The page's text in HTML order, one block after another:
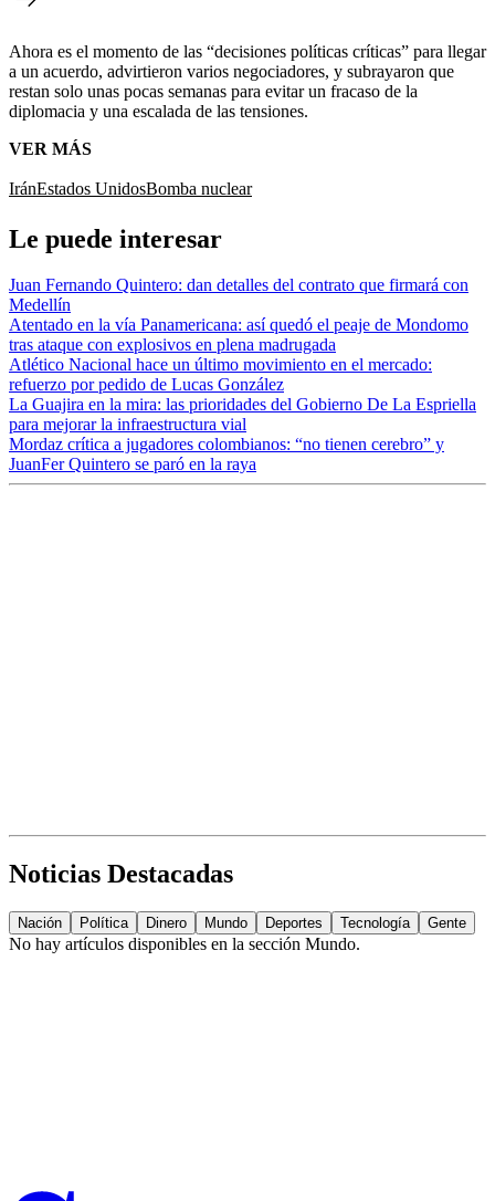
Ahora es el momento de las “decisiones políticas críticas” para llegar
a un acuerdo, advirtieron varios negociadores, y subrayaron que
restan solo unas pocas semanas para evitar un fracaso de la
diplomacia y una escalada de las tensiones.
VER MÁS
IránEstados UnidosBomba nuclear
Le puede interesar
Juan Fernando Quintero: dan detalles del contrato que firmará con
Medellín
Atentado en la vía Panamericana: así quedó el peaje de Mondomo
tras ataque con explosivos en plena madrugada
Atlético Nacional hace un último movimiento en el mercado:
refuerzo por pedido de Lucas González
La Guajira en la mira: las prioridades del Gobierno De La Espriella
para mejorar la infraestructura vial
Mordaz crítica a jugadores colombianos: “no tienen cerebro” y
JuanFer Quintero se paró en la raya
Noticias Destacadas
Nación Política Dinero Mundo Deportes Tecnología Gente
No hay artículos disponibles en la sección Mundo.